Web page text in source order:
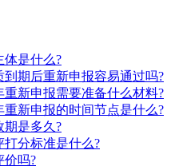
体是什么?
期后重新申报容易通过吗?
新申报需要准备什么材料?
新申报的时间节点是什么?
期是多久?
分标准是什么?
价吗?